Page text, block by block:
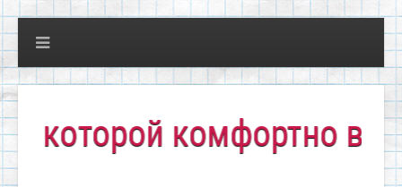
комфортно всем!"